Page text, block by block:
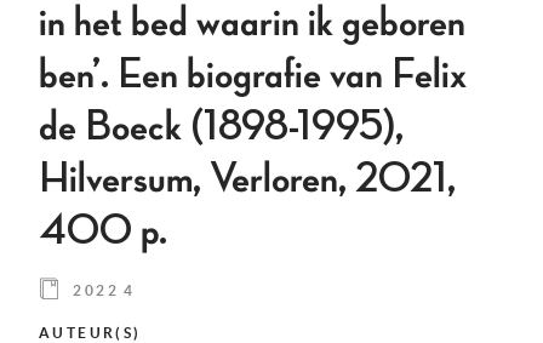
in het bed waarin ik geboren
ben’. Een biografie van Felix
de Boeck (1898-1995),
Hilversum, Verloren, 2021,
400 p.
2022 4
AUTEUR(S)